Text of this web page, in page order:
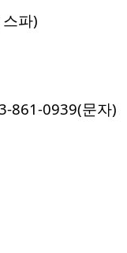
파)
861-0939(문자)